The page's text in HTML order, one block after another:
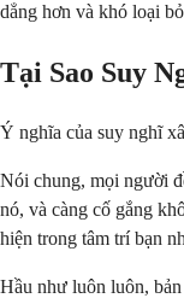
dẳng hơn và khó loại
Tại Sao Suy
Ý nghĩa của suy nghĩ
Nói chung, mọi người
nó, và càng cố gắng
hiện trong tâm trí bạn
Hầu như luôn luôn,